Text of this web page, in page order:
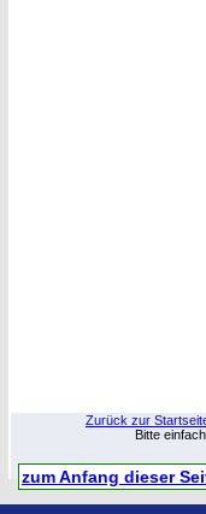
Zurück zur
Bitte
zum Anfang dieser